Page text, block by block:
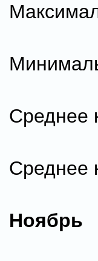
Среднее
Среднее
Ноябрь